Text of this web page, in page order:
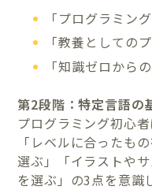
「プログラミン
「教養としての
「知識ゼロから
第2段階：特定言語の
プログラミング初心
「レベルに合ったも
選ぶ」「イラストや
を選ぶ」の3点を意識